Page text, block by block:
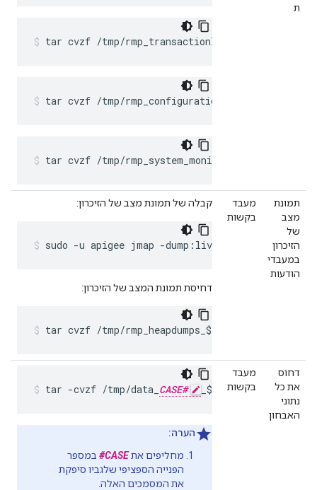
ת
tar cvzf /tmp/
tar cvzf /tmp/
tar cvzf /tmp/
תמונת
מצב
של
הזיכרון
במעבדי
הודעות
מעבד
בקשות
קבלה של תמונת מצב של הזיכרון:
sudo -u apigee jmap -dump:live,format=b,file=/
דחיסת תמונת המצב של הזיכרון:
tar cvzf /tmp/rmp_heapdumps_$(hostname)_$(date
דחוס
את כל
נתוני
האבחון
מעבד
בקשות
tar -cvzf /tmp/data_ CASE#
הערה:
מחליפים אתCASE#
במספר
הפנייה הספציפי שלגביו סיפקת
את המסמכים האלה.